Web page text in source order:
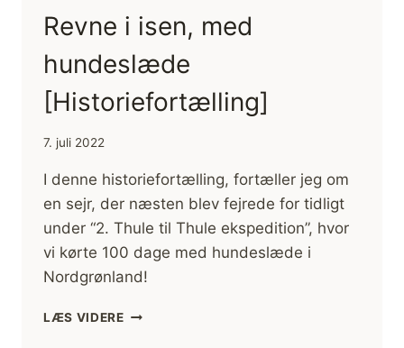
(FILM)
Revne i isen, med
hundeslæde
[Historiefortælling]
7. juli 2022
I denne historiefortælling, fortæller jeg om
en sejr, der næsten blev fejrede for tidligt
under “2. Thule til Thule ekspedition”, hvor
vi kørte 100 dage med hundeslæde i
Nordgrønland!
LÆS VIDEREREVNE